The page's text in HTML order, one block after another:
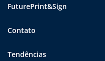
FuturePrint&Sign
Contato
Tendências